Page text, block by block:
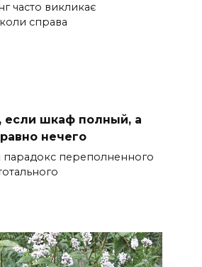
часто викликає
справа
если шкаф полный, а
нечего
парадокс переполненного